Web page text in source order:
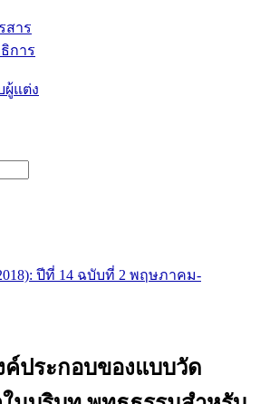
สาร
การ
ผู้แต่ง
ปีที่ 14 ฉบับที่ 2 พฤษภาคม-
ค์ประกอบของแบบวัด